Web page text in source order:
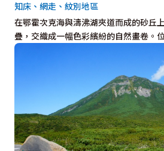
在鄂霍次克海與濤沸湖夾道而成的砂丘
疊，交織成一幅色彩繽紛的自然畫卷。
知床、網走、紋別地區